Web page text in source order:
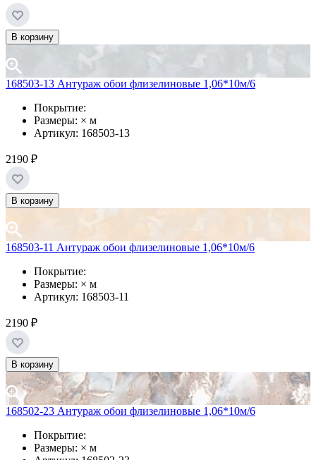
В корзину
168503-13 Антураж обои флизелиновые 1,06*10м/6
Покрытие:
Размеры: × м
Артикул: 168503-13
2190 ₽
В корзину
168503-11 Антураж обои флизелиновые 1,06*10м/6
Покрытие:
Размеры: × м
Артикул: 168503-11
2190 ₽
В корзину
168502-23 Антураж обои флизелиновые 1,06*10м/6
Покрытие:
Размеры: × м